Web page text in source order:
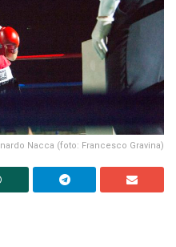
Nacca (foto: Francesco Gravina)